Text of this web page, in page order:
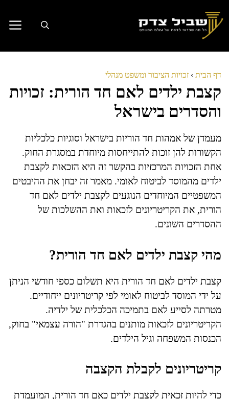
לתוכן
דף הבית › זכויות הציבור ומשפט מנהלי
קצבת ילדים לאם חד הורית: זכויות
והסדרים בישראל
מעמדן של אמהות חד הוריות בישראל וסוגיות כלכליות
הקשורות להן זוכות להתייחסות מיוחדת במסגרת החוק.
אחת הזכויות המרכזיות בהקשר זה היא הזכאות לקצבת
ילדים מהמוסד לביטוח לאומי. מאמר זה יבחן את ההיבטים
המשפטיים המיוחדים הנוגעים לקצבת ילדים לאם חד
הורית, את הקריטריונים לזכאות ואת ההשלכות של
ההסדרים השונים.
מהי קצבת ילדים לאם חד הורית?
קצבת ילדים לאם חד הורית היא תשלום כספי חודשי הניתן
על ידי המוסד לביטוח לאומי לפי קריטריונים ייחודיים.
מטרתה לסייע לאם בתמיכה הכלכלית של ילדיה.
הקריטריונים לזכאות מותנים בהגדרת "הורה עצמאי" בחוק,
הכנסות המשפחה וגיל הילדים.
קריטריונים לקבלת הקצבה
כדי להיות זכאית לקצבת ילדים כאם חד הורית, המועמדת